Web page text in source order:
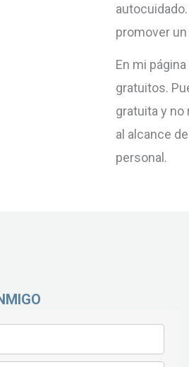
promover
En mi
gratuitos.
gratuita y
al alcance
personal.